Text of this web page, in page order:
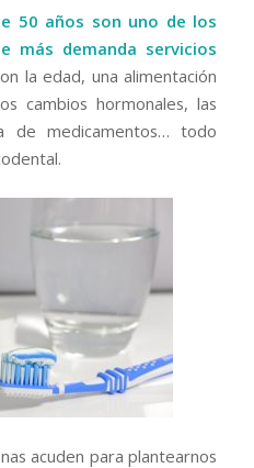
50 años son uno de los
más demanda servicios
la edad, una alimentación
cambios hormonales, las
de medicamentos… todo
acuden para plantearnos